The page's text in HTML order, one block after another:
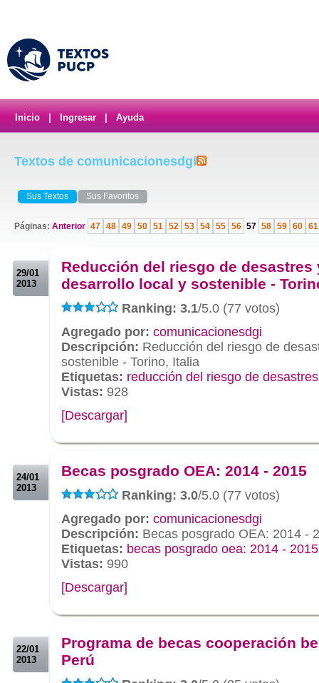
Inicio Ingresar Ayuda
Textos de comunicacionesdgi
Sus Textos Sus Favoritos
Páginas: Anterior 47 48 49 50 51 52 53 54 55 56 57 58 59 60 61
29/01
2013
Reducción del riesgo de desastres
desarrollo local y sostenible -
Ranking: 3.1/5.0 (77 votos)
Agregado por: comunicacionesdgi
Descripción: Reducción del riesgo de
sostenible - Torino, Italia
Etiquetas: reducción del riesgo de
Vistas: 928
[Descargar]
24/01
2013
Becas posgrado OEA: 2014 - 2015
Ranking: 3.0/5.0 (77 votos)
Agregado por: comunicacionesdgi
Descripción: Becas posgrado OEA: 2014 -
Etiquetas: becas posgrado oea: 2014 - 2015
Vistas: 990
[Descargar]
22/01
2013
Programa de becas cooperación
Perú